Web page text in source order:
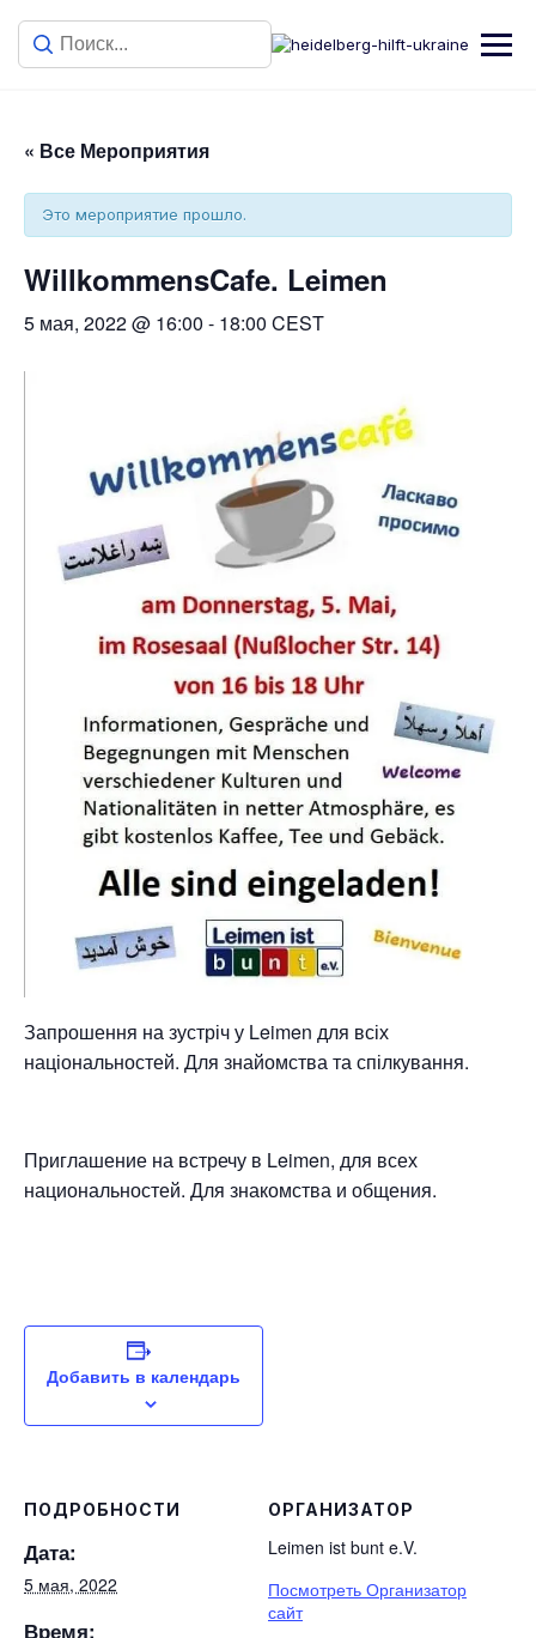
« Все Мероприятия
Это мероприятие прошло.
WillkommensCafe. Leimen
5 мая, 2022 @ 16:00 - 18:00 CEST
Запрошення на зустріч у Leimen для всіх
національностей. Для знайомства та спілкування.
Приглашение на встречу в Leimen, для всех
национальностей. Для знакомства и общения.
Добавить в календарь
ПОДРОБНОСТИ
Дата:
5 мая, 2022
Время:
ОРГАНИЗАТОР
Leimen ist bunt e.V.
Посмотреть Организатор
сайт